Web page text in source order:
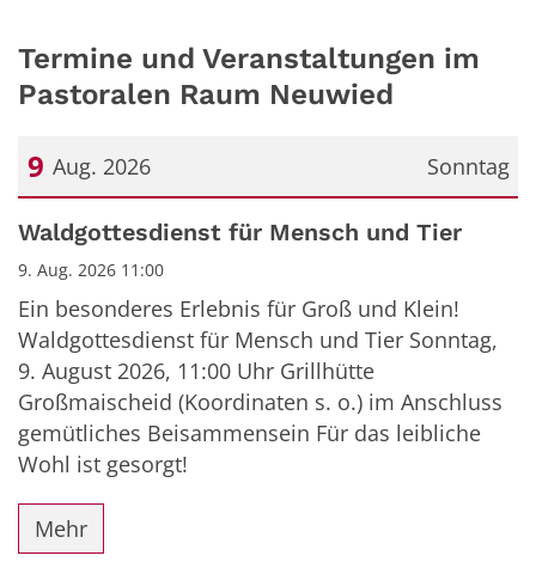
Termine und Veranstaltungen im
Pastoralen Raum Neuwied
Sonntag
9 Aug. 2026
Datum: 9. August 2026
Waldgottesdienst für Mensch und Tier
9. Aug. 2026 11:00
Ein besonderes Erlebnis für Groß und Klein!
Waldgottesdienst für Mensch und Tier Sonntag,
9. August 2026, 11:00 Uhr Grillhütte
Großmaischeid (Koordinaten s. o.) im Anschluss
gemütliches Beisammensein Für das leibliche
Wohl ist gesorgt!
Mehr